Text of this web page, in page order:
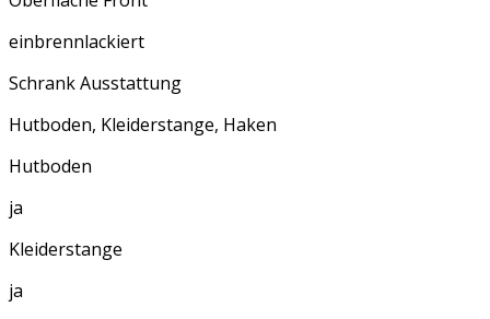
einbrennlackiert
Schrank Ausstattung
Hutboden, Kleiderstange, Haken
Hutboden
ja
Kleiderstange
ja